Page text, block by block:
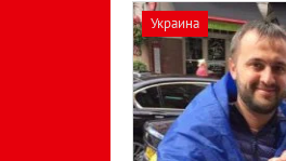
Украина